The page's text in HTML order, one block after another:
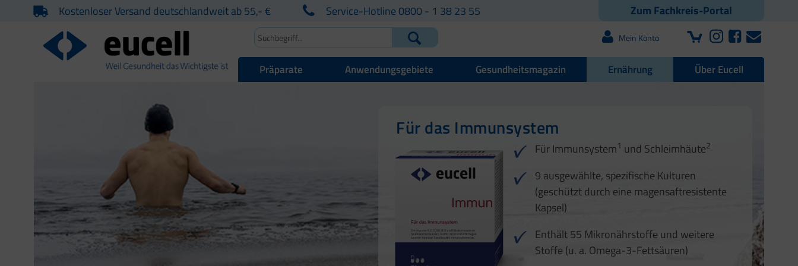
Zum Fachkreis-Portal
Kostenloser Versand deutschlandweit ab 55,- € Service-Hotline 0800 - 1 38 23 55
Mein Konto
Präparate Anwendungsgebiete Gesundheitsmagazin Ernährung Über Eucell
Für das Immunsystem
Für Immunsystem1 und Schleimhäute2
9 ausgewählte, spezifische Kulturen
(geschützt durch eine magensaftresistente
Kapsel)
Enthält 55 Mikronährstoffe und weitere
Stoffe (u. a. Omega-3-Fettsäuren)
Für Haut, Haare und Nägel
1 2 3
4
Für Ihre natürliche Darmflora
3